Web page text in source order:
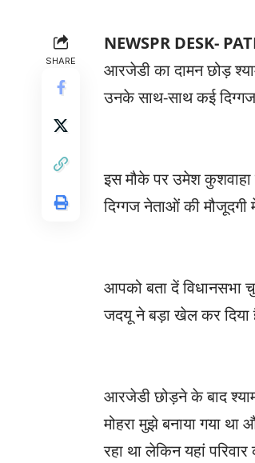
SHARE
NEWSPR DESK-
आरजेडी का दामन छोड़
उनके साथ-साथ कई
इस मौके पर उमेश
दिग्गज नेताओं की
आपको बता दें विधानसभा
जदयू ने बड़ा खेल कर दिया
आरजेडी छोड़ने के बाद
मोहरा मुझे बनाया गया
रहा था लेकिन यहां